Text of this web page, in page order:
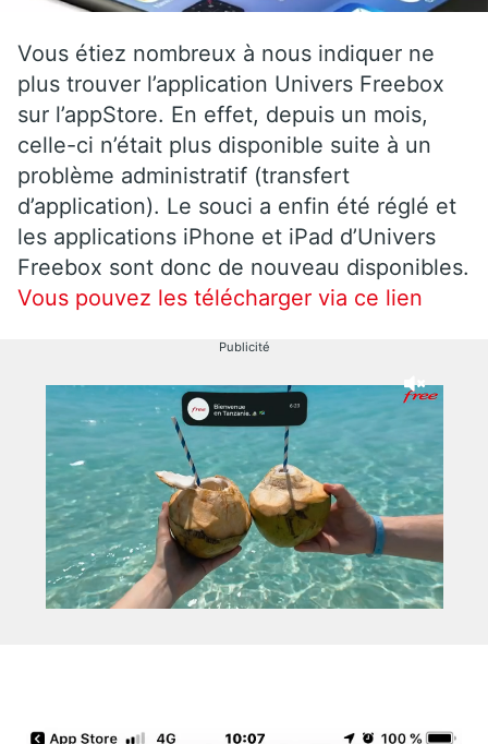
Vous étiez nombreux à nous indiquer ne
plus trouver l’application Univers Freebox
sur l’appStore. En effet, depuis un mois,
celle-ci n’était plus disponible suite à un
problème administratif (transfert
d’application). Le souci a enfin été réglé et
les applications iPhone et iPad d’Univers
Freebox sont donc de nouveau disponibles.
Vous pouvez les télécharger via ce lien
Publicité